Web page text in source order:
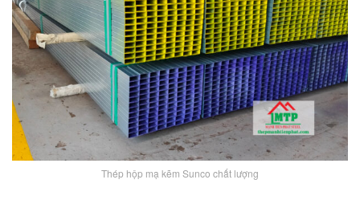
Thép hộp mạ kẽm Sunco chất lượng